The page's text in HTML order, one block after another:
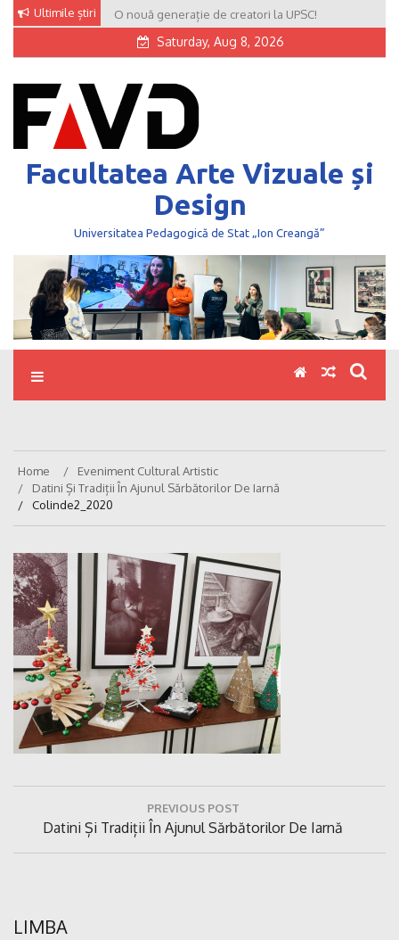
Skip
content
Ultimile știri O nouă generație de creatori la UPSC!
Saturday, Aug 8, 2026
Facultatea Arte Vizuale și
Design
Universitatea Pedagogică de Stat „Ion Creangă”
Home
Eveniment Cultural Artistic
Datini Și Tradiții În Ajunul Sărbătorilor De Iarnă
Colinde2_2020
articole
PREVIOUS POST
Previous
Post:
Datini Și Tradiții În Ajunul Sărbătorilor De Iarnă
LIMBA